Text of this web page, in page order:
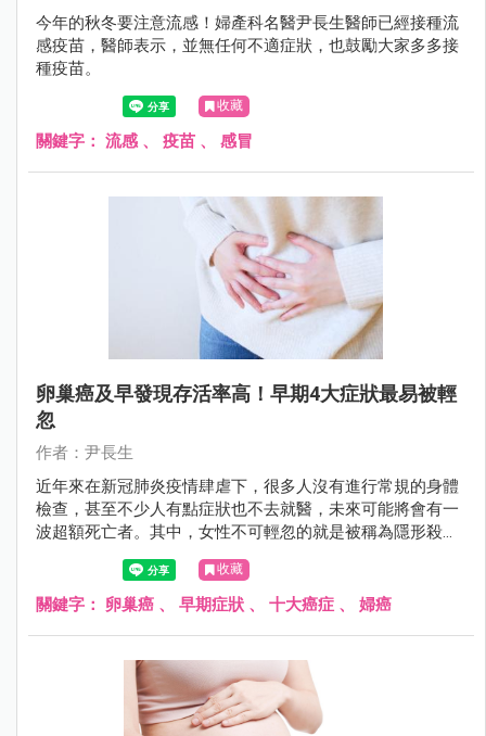
今年的秋冬要注意流感！婦產科名醫尹長生醫師已經接種流
感疫苗，醫師表示，並無任何不適症狀，也鼓勵大家多多接
種疫苗。
收藏
關鍵字： 流感 、 疫苗 、 感冒
卵巢癌及早發現存活率高！早期4大症狀最易被輕
忽
作者：尹長生
近年來在新冠肺炎疫情肆虐下，很多人沒有進行常規的身體
檢查，甚至不少人有點症狀也不去就醫，未來可能將會有一
波超額死亡者。其中，女性不可輕忽的就是被稱為隱形殺手
的「卵巢癌」，其致死率與死亡人數都是婦科癌症的首位。
因此尹長生醫師提醒若符合早期症狀且存在1個月以上，要
盡快就醫詳細檢查。
收藏
關鍵字： 卵巢癌 、 早期症狀 、 十大癌症 、 婦癌